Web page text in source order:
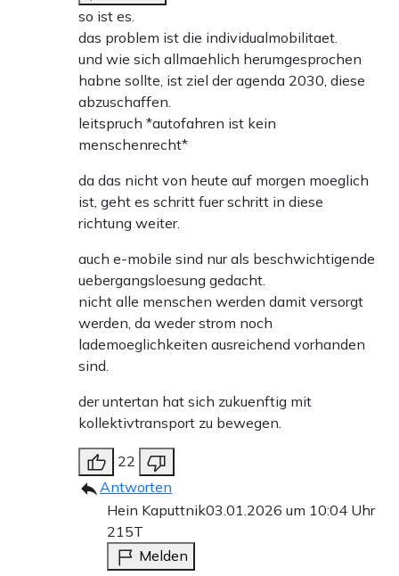
so ist es.
das problem ist die individualmobilitaet.
und wie sich allmaehlich herumgesprochen
habne sollte, ist ziel der agenda 2030, diese
abzuschaffen.
leitspruch *autofahren ist kein
menschenrecht*
da das nicht von heute auf morgen moeglich
ist, geht es schritt fuer schritt in diese
richtung weiter.
auch e-mobile sind nur als beschwichtigende
uebergangsloesung gedacht.
nicht alle menschen werden damit versorgt
werden, da weder strom noch
lademoeglichkeiten ausreichend vorhanden
sind.
der untertan hat sich zukuenftig mit
kollektivtransport zu bewegen.
22
Antworten
Hein Kaputtnik03.01.2026 um 10:04 Uhr
215T
Melden